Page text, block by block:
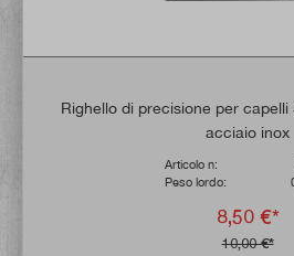
Righello di precisione per
acciaio inox
Articolo n:
Peso lordo:
8,50 €*
10,00 €*